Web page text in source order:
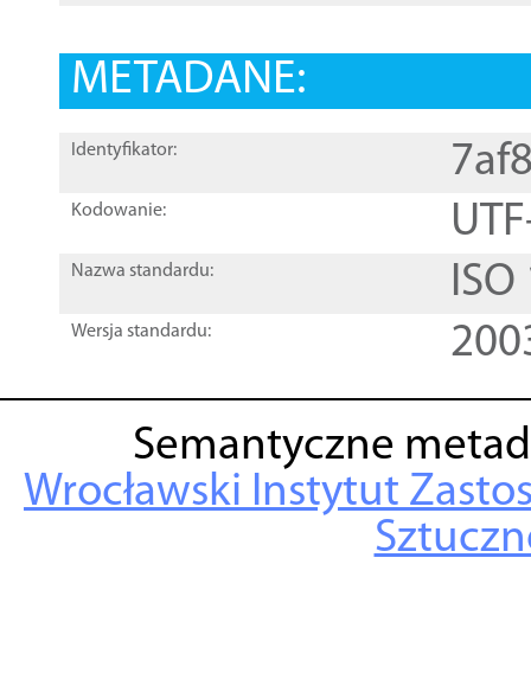
METADANE:
Identyfikator:
Kodowanie:
Nazwa standardu:
Wersja standardu:
Semantyczne
Wrocławski Instytut